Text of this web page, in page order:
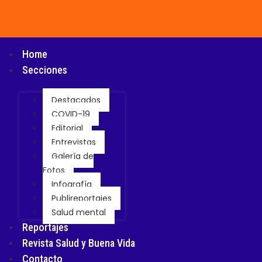
Home
Secciones
Destacados
COVID-19
Editorial
Entrevistas
Galería de
Fotos
Infografía
Publireportajes
Salud mental
Reportajes
Revista Salud y Buena Vida
Contacto